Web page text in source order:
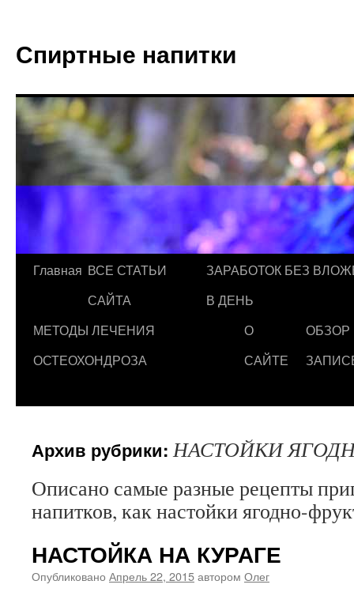
Спиртные напитки
Главная ВСЕ СТАТЬИ
САЙТА
ЗАРАБОТОК БЕЗ
В ДЕНЬ
МЕТОДЫ ЛЕЧЕНИЯ
ОСТЕОХОНДРОЗА
О
САЙТЕ
ОБЗОР
Архив рубрики:НАСТОЙКИ
Описано самые разные рецепты
напитков, как настойки ягодно-
НАСТОЙКА НА КУРАГЕ
Опубликовано Апрель 22, 2015автором Олег